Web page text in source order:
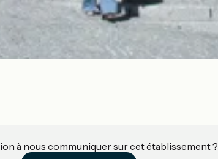
à nous communiquer sur cet établissement ?